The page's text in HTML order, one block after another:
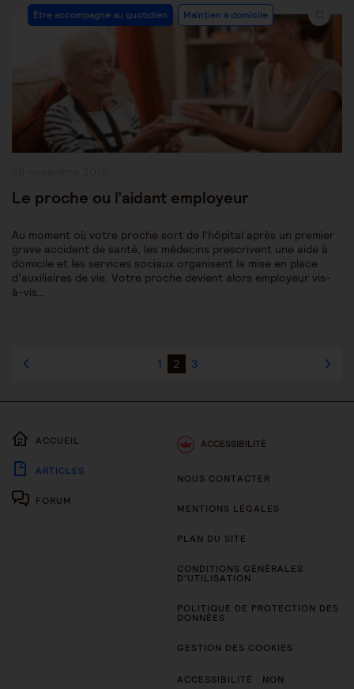
Post
Category:
Être accompagné au quotidien Maintien à domicile
Le proche ou l’aidant employeur
Au moment où votre proche sort de l’hôpital après un premier
grave accident de santé, les médecins prescrivent une aide à
domicile et les services sociaux organisent la mise en place
d’auxiliaires de vie. Votre proche devient alors employeur vis-
à-vis…
1 2 3
ACCUEIL
ARTICLES
FORUM
ACCESSIBILITÉ
NOUS CONTACTER
MENTIONS LÉGALES
PLAN DU SITE
CONDITIONS GÉNÉRALES
D’UTILISATION
POLITIQUE DE PROTECTION DES
DONNÉES
GESTION DES COOKIES
ACCESSIBILITÉ : NON